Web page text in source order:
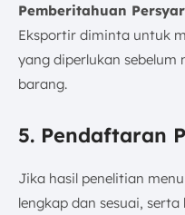
Pemberitahuan
Eksportir diminta untuk
yang diperlukan sebelum
barang.
5. Pendaftaran
Jika hasil penelitian
lengkap dan sesuai,